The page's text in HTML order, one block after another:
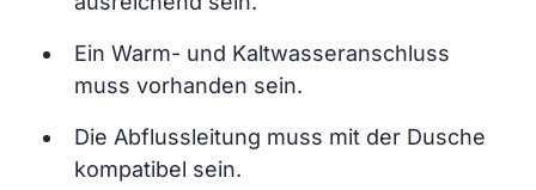
Ein Warm- und Kaltwasseranschluss
muss vorhanden sein.
Die Abflussleitung muss mit der Dusche
kompatibel sein.